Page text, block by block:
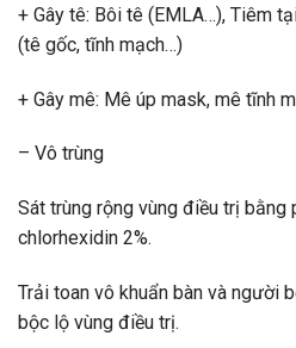
+ Gây tê: Bôi tê (EMLA…), Tiêm
(tê gốc, tĩnh mạch…)
+ Gây mê: Mê úp mask, mê tĩnh
– Vô trùng
Sát trùng rộng vùng điều trị bằng
chlorhexidin 2%.
Trải toan vô khuẩn bàn và người
bộc lộ vùng điều trị.